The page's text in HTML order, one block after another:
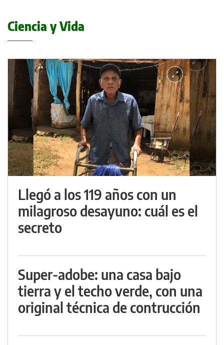
Ciencia y Vida
Llegó a los 119 años con un
milagroso desayuno: cuál es el
secreto
Super-adobe: una casa bajo
tierra y el techo verde, con una
original técnica de contrucción